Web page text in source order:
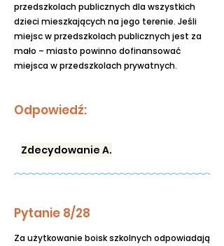
przedszkolach publicznych dla wszystkich
dzieci mieszkających na jego terenie. Jeśli
miejsc w przedszkolach publicznych jest za
mało – miasto powinno dofinansować
miejsca w przedszkolach prywatnych.
Odpowiedź:
Zdecydowanie A.
Pytanie 8/28
Za użytkowanie boisk szkolnych odpowiadają